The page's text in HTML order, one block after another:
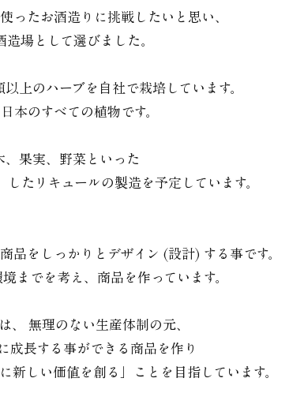
ったお酒造りに挑戦したいと思い、
場として選びました。
上のハーブを自社で栽培しています。
本のすべての植物です。
、果実、野菜といった
たリキュールの製造を予定しています。
品をしっかりとデザイン (設計) する事です。
までを考え、商品を作っています。
、 無理のない生産体制の元、
成長する事ができる商品を作り
新しい価値を創る」ことを目指しています。